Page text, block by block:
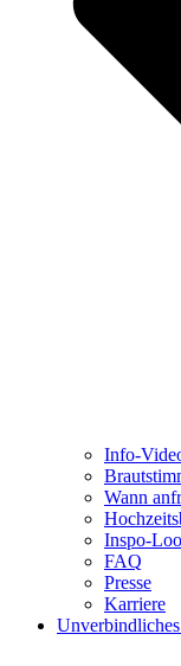
Info-
Wann
Inspo-
FAQ
Presse
Karriere